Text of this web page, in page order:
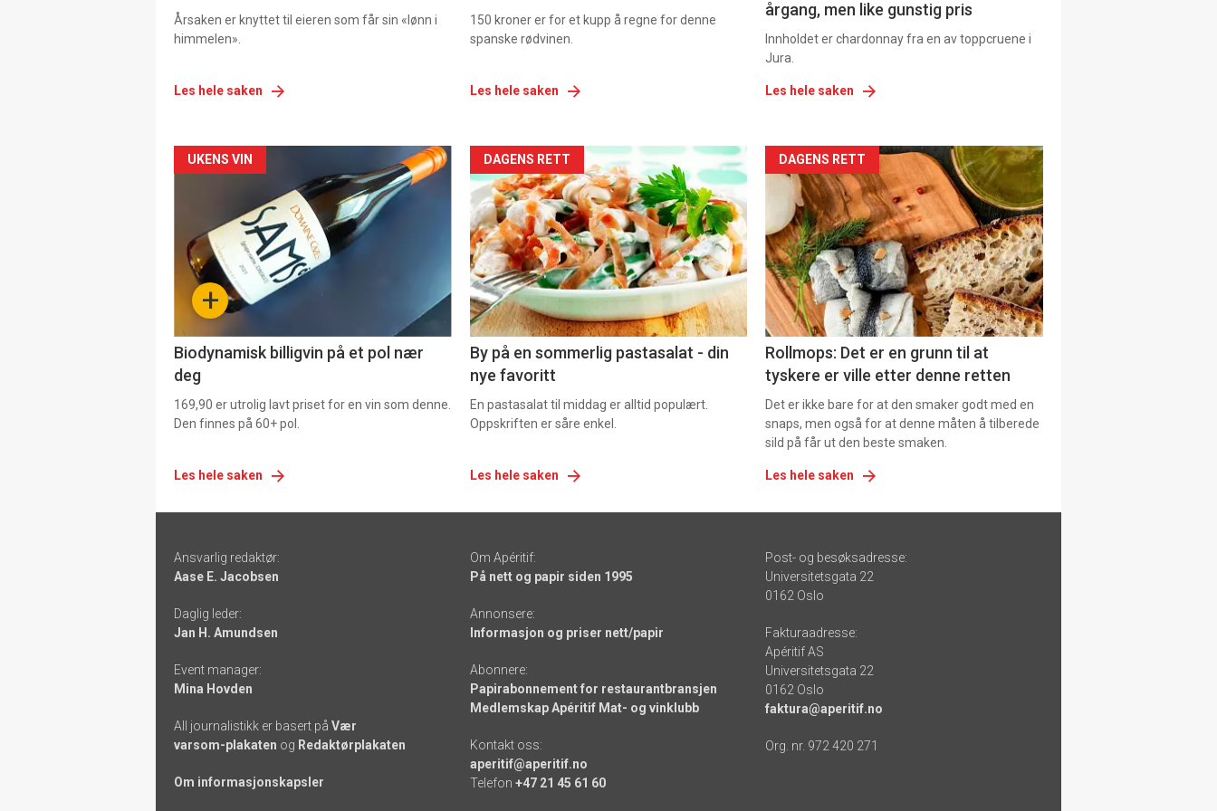
Årsaken er knyttet til eieren som får sin «lønn i
himmelen».
Les hele saken
150 kroner er for et kupp å regne for denne
spanske rødvinen.
Les hele saken
årgang, men like gunstig pris
Innholdet er chardonnay fra en av toppcruene i
Jura.
Les hele saken
Forsiden
akkurat
nå
-
+
UKENS VIN
Biodynamisk billigvin på et pol nær
deg
169,90 er utrolig lavt priset for en vin som denne.
Den finnes på 60+ pol.
Les hele saken
Forsiden
akkurat
nå
-
5
DAGENS RETT
By på en sommerlig pastasalat - din
nye favoritt
En pastasalat til middag er alltid populært.
Oppskriften er såre enkel.
Les hele saken
Forsiden
akkurat
nå
-
6
DAGENS RETT
Rollmops: Det er en grunn til at
tyskere er ville etter denne retten
Det er ikke bare for at den smaker godt med en
snaps, men også for at denne måten å tilberede
sild på får ut den beste smaken.
Les hele saken
-
links
Ansvarlig redaktør:
Aase E. Jacobsen
Daglig leder:
Jan H. Amundsen
Event manager:
Mina Hovden
All journalistikk er basert på Vær
varsom-plakaten og Redaktørplakaten
Om informasjonskapsler
Om Apéritif:
På nett og papir siden 1995
Annonsere:
Informasjon og priser nett/papir
Abonnere:
Papirabonnement for restaurantbransjen
Medlemskap Apéritif Mat- og vinklubb
Kontakt oss:
aperitif@aperitif.no
Telefon +47 21 45 61 60
Post- og besøksadresse:
Universitetsgata 22
0162 Oslo
Fakturaadresse:
Apéritif AS
Universitetsgata 22
0162 Oslo
faktura@aperitif.no
Org. nr. 972 420 271